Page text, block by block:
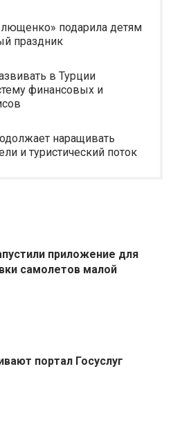
подарила детям
праздник
в Турции
финансовых и
наращивать
и туристический поток
приложение для
самолетов малой
портал Госуслуг